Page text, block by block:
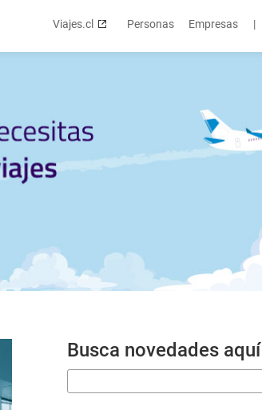
Viajes.cl Personas Empresas |
Busca novedades aquí